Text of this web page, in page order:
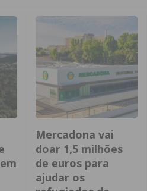
Mercadona vai
doar 1,5 milhões
de euros para
ajudar os